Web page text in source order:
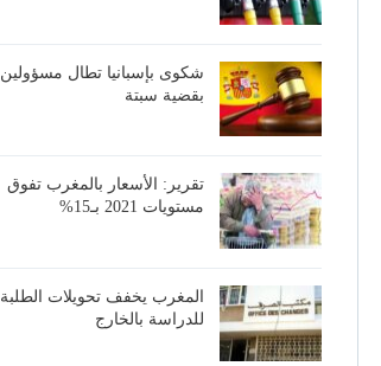
شكوى بإسبانيا تطال مسؤولين
بقضية سبتة
تقرير: الأسعار بالمغرب تفوق
مستويات 2021 بـ15%
المغرب يخفف تحويلات الطلبة
للدراسة بالخارج